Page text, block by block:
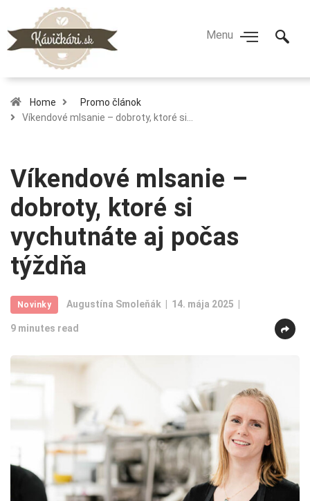
Home
Promo článok
Víkendové mlsanie – dobroty, ktoré si…
Víkendové mlsanie –
dobroty, ktoré si
vychutnáte aj počas
týždňa
Novinky Augustína Smoleňák 14. mája 2025
9 minutes read